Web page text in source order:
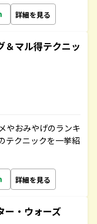
詳細を見る
マル得テクニッ
やおみやげのランキ
テクニックを一挙紹
詳細を見る
・ウォーズ